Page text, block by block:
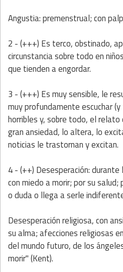
Angustia: premenstrual; con
2 - (+++) Es terco, obstinado,
circunstancia sobre todo en
que tienden a engordar.
3 - (+++) Esmuy sensible, le
muy profundamente escuchar
horribles y, sobre todo, el
gran ansiedad, lo altera, lo
noticias le trastornan y excitan.
4 - (++) Desesperación:
con miedo a morir; por su
o duda o llega a serle
Desesperación religiosa, con
su alma; afecciones religiosas
del mundo futuro, de los
morir" (Kent).